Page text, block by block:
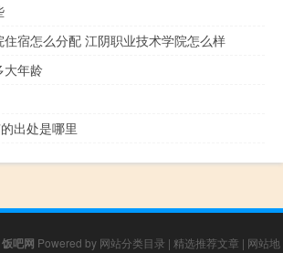
宿怎么分配 江阴职业技术学院怎么样
大年龄
出处是哪里
饭吧网 Powered by 网站分类目录 | 精选推荐文章 | 网站地